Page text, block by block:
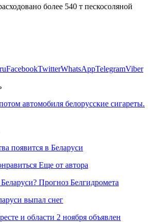
более 540 т пескосоляной
FacebookTwitterWhatsAppTelegramViber
автомобиля белорусские сигареты.
появится в Беларуси
Еще от автора
Прогноз Белгидромета
выпал снег
и области 2 ноября объявлен